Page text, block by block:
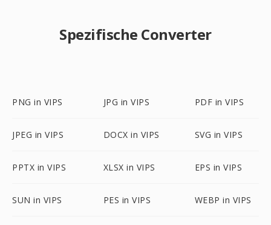
Spezifische Converter
PNG in VIPS JPG in VIPS PDF in VIPS
JPEG in VIPS DOCX in VIPS SVG in VIPS
PPTX in VIPS XLSX in VIPS EPS in VIPS
SUN in VIPS PES in VIPS WEBP in VIPS